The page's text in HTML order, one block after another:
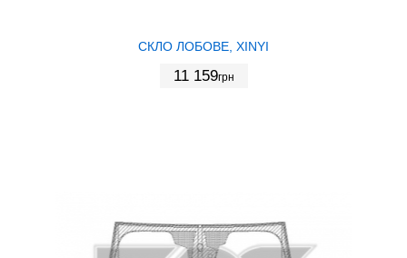
СКЛО ЛОБОВЕ, XINYI
11 159грн